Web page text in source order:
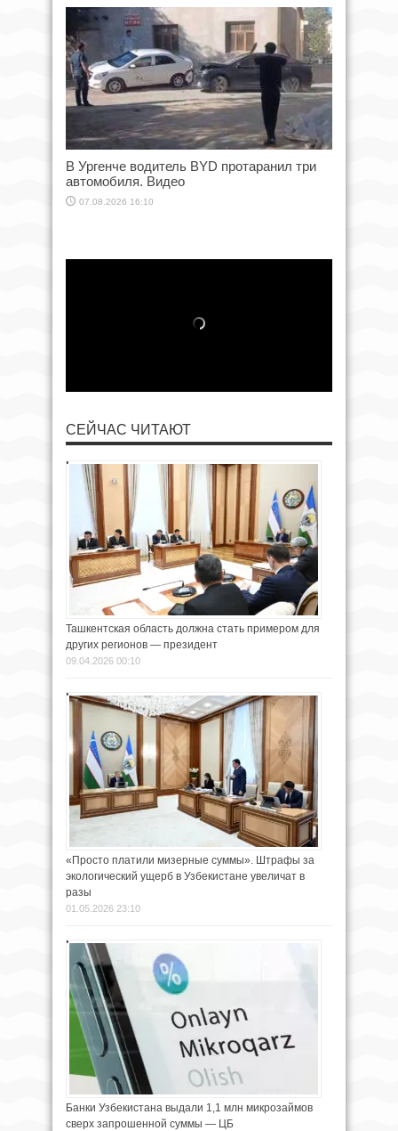
В Ургенче водитель BYD протаранил три
автомобиля. Видео
07.08.2026 16:10
СЕЙЧАС ЧИТАЮТ
Ташкентская область должна стать примером для
других регионов — президент
09.04.2026 00:10
«Просто платили мизерные суммы». Штрафы за
экологический ущерб в Узбекистане увеличат в
разы
01.05.2026 23:10
Банки Узбекистана выдали 1,1 млн микрозаймов
сверх запрошенной суммы — ЦБ